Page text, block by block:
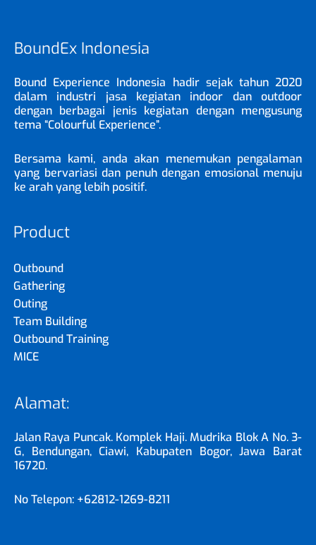
BoundEx Indonesia
Bound Experience Indonesia hadir sejak tahun 2020
dalam industri jasa kegiatan indoor dan outdoor
dengan berbagai jenis kegiatan dengan mengusung
tema “Colourful Experience”.
Bersama kami, anda akan menemukan pengalaman
yang bervariasi dan penuh dengan emosional menuju
ke arah yang lebih positif.
Product
Outbound
Gathering
Outing
Team Building
Outbound Training
MICE
Alamat:
Jalan Raya Puncak. Komplek Haji. Mudrika Blok A No. 3-
G, Bendungan, Ciawi, Kabupaten Bogor, Jawa Barat
16720.
No Telepon: +62812-1269-8211